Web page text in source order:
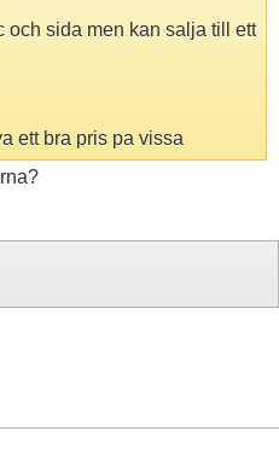
och sida men kan salja till ett
ett bra pris pa vissa